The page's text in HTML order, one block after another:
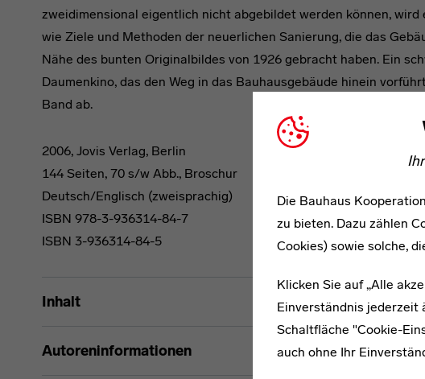
Die Bauhaus
zu bieten. Dazu zählen
Cookies) sowie solche,
Klicken Sie auf „Alle
Einverständnis jederzeit
Schaltfläche "Cookie-
auch ohne Ihr
zweidimensional eigentlich nicht abgebildet werden können,
wie Ziele und Methoden der neuerlichen Sanierung, die das
Nähe des bunten Originalbildes von 1926 gebracht haben. Ein
Daumenkino, das den Weg in das Bauhausgebäude hinein
Band ab.
2006, Jovis Verlag, Berlin
144 Seiten, 70 s/w Abb., Broschur
Deutsch/Englisch (zweisprachig)
ISBN 978-3-936314-84-7
ISBN 3-936314-84-5
Inhalt
Autoreninformationen